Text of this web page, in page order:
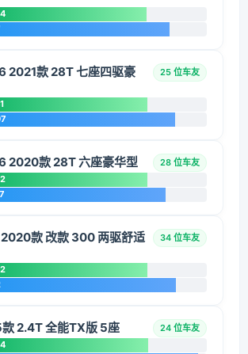
2021款 28T 七座四驱豪
25 位车友
2020款 28T 六座豪华型 28 位车友
款 改款 300 两驱舒适
34 位车友
2.4T 全能TX版 5座 24 位车友